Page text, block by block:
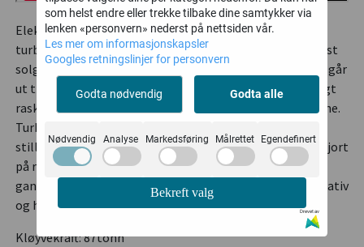
Elektrisk turbovedkløyver 7 tonn. Denne nye
turbovedkløyveren med 1600W motor har blitt en de mest
solgte vedkløyverne. Det tar bare to sekunder fra kniven går
ut til den treffer kubben. Du kan derfor nå kløyve ved langt
raskere enn med de tradisjonelle hydrauliske vedkløyverne.
Turbovedkløyveren er vår raskeste vedkløyver med
stillegående elektrisk motor. ­ Vedkløyveren får jobben gjort
på rekordtid. Den kraftfulle elektriske motoren setter i
gang et svinghjul som effektivt får fart på kløyvingen. Stativ
og hjul for optimal arbeidshøyde er inkludert i prisen.
Kløyvekraft: 87tonn
som helst endre eller trekke tilbake dine samtykker via
lenken «personvern» nederst på nettsiden vår.
Les mer om informasjonskapsler
Googles retningslinjer for personvern
Godta nødvendig Godta alle
Nødvendig Analyse Markedsføring Målrettet Egendefinert
Bekreft valg
Drevet av